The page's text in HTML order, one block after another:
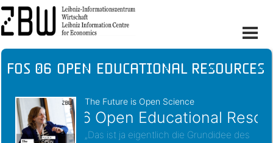
FOS 06 Open Educational Resources